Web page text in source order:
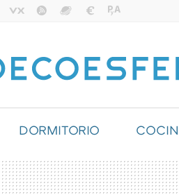
DORMITORIO
ILUMINACIÓN